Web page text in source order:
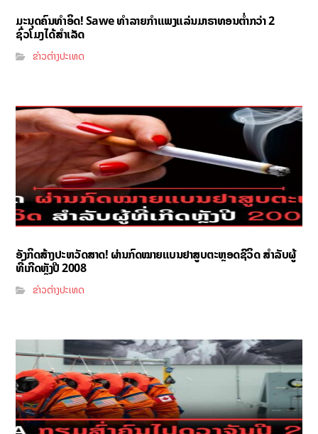
ມະນຸດຄົນທຳອິດ! Sawe ທຳລາຍກຳແພງແລ່ນມາຣາທອນຕ່ຳກວ່າ 2
ຊົ່ວໂມງໄດ້ສຳເລັດ
ຂ່າວຕ່າງປະເທດ
ອັງກິດສ້າງປະຫວັດສາດ! ຜ່ານກົດໝາຍແບນຢາສູບຕະຫຼອດຊີວິດ ສຳລັບຜູ້
ທີ່ເກີດຫຼັງປີ 2008
ຂ່າວຕ່າງປະເທດ